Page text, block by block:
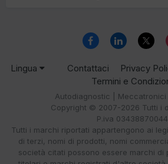
Lingua Contattaci Privacy
Termini e
Autodiagnostic | Meccatronici
Copyright © 2007-2026 Tutti i
P.iva 03438870044
Tutti i marchi riportati appartengono ai
di terzi, nomi di prodotti, nomi
società citati possono essere marchi di